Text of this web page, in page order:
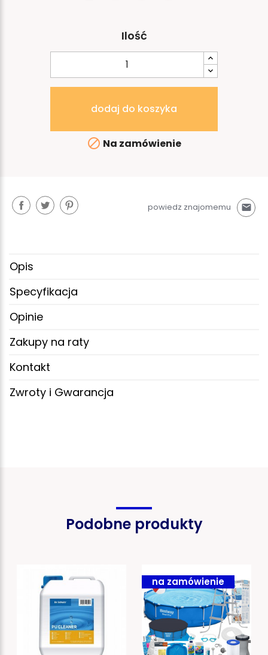
Ilość
dodaj do koszyka
 Na zamówienie
powiedz znajomemu mail
Opis
Specyfikacja
Opinie
Zakupy na raty
Kontakt
Zwroty i Gwarancja
Podobne produkty
na zamówienie